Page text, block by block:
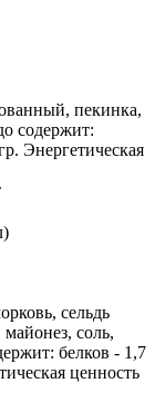
пекинка,
содержит:
Энергетическая
сельдь
соль,
белков - 1,7
ценность